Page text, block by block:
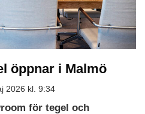
öppnar i Malmö
2026 kl. 9:34
för tegel och